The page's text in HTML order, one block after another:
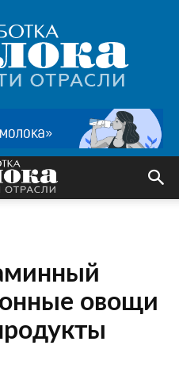
Переработка
молока
|
Новости
овощи